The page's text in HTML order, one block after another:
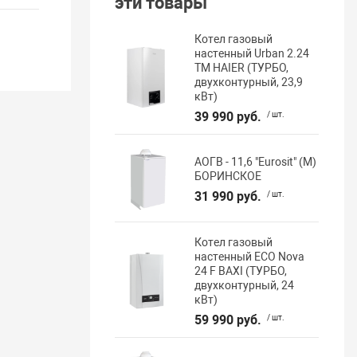
Котел газовый
настенный Urban 2.24
TM HAIER (ТУРБО,
двухконтурный, 23,9
кВт)
39 990 руб. / шт.
АОГВ - 11,6 "Eurosit" (М)
БОРИНСКОЕ
31 990 руб. / шт.
Котел газовый
настенный ECO Nova
24 F BAXI (ТУРБО,
двухконтурный, 24
кВт)
59 990 руб. / шт.